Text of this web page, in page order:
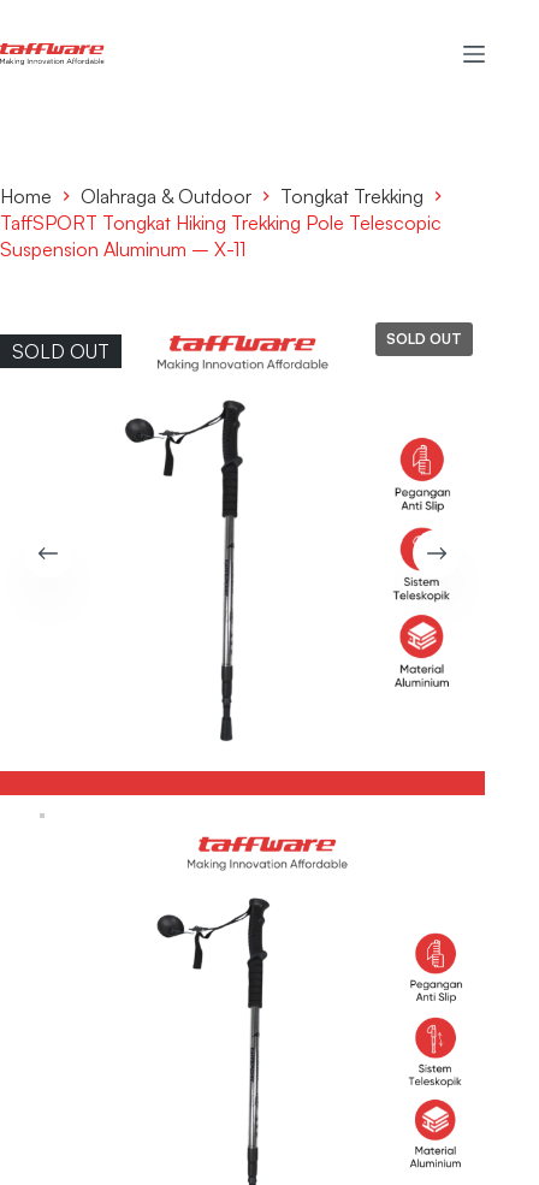
Home Olahraga & Outdoor
Tongkat Trekking
TaffSPORT Tongkat Hiking Trekking Pole Telescopic
Suspension Aluminum – X-11
SOLD OUT
SOLD OUT